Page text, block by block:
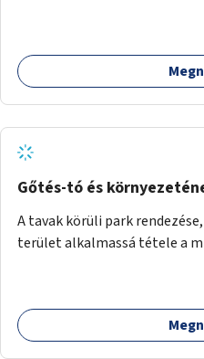
Gőtés-tó és
A tavak körüli park
terület alkalmassá tétele a